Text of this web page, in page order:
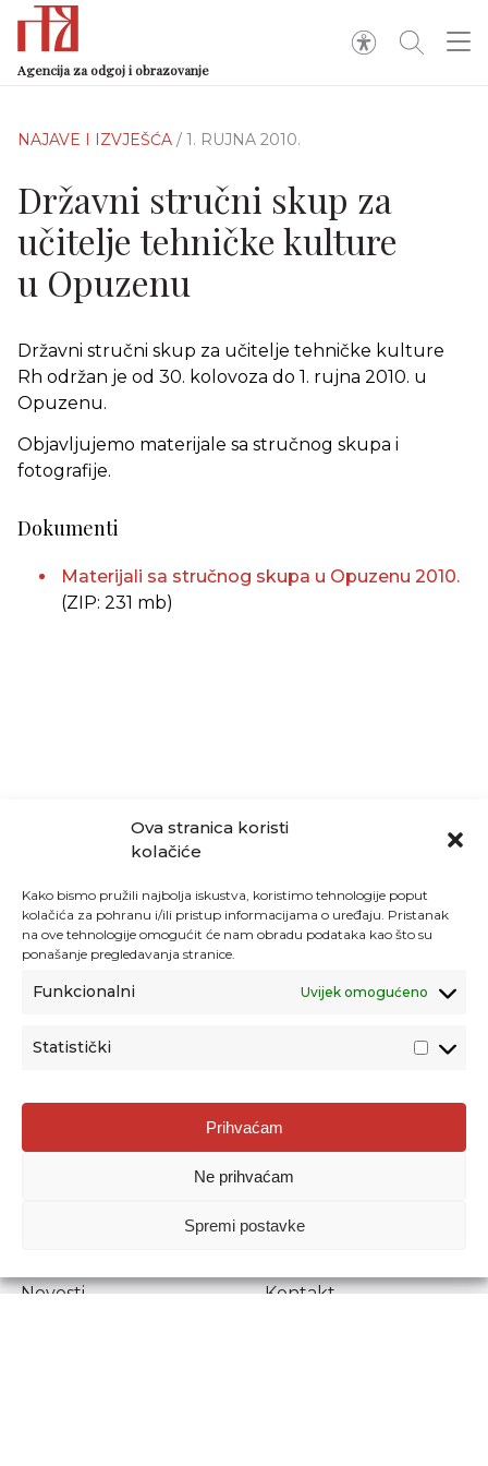
Ova stranica koristi
kolačiće
Kako bismo pružili najbolja iskustva, koristimo tehnologije poput
kolačića za pohranu i/ili pristup informacijama o uređaju. Pristanak
na ove tehnologije omogućit će nam obradu podataka kao što su
ponašanje pregledavanja stranice.
Funkcionalni Uvijek omogućeno
Statistički
Prihvaćam
Ne prihvaćam
Spremi postavke
Agencija za odgoj i obrazovanje
NAJAVE I IZVJEŠĆA / 1. RUJNA 2010.
Državni stručni skup za
učitelje tehničke kulture
u Opuzenu
Državni stručni skup za učitelje tehničke kulture
Rh održan je od 30. kolovoza do 1. rujna 2010. u
Opuzenu.
Objavljujemo materijale sa stručnog skupa i
fotografije.
Dokumenti
Materijali sa stručnog skupa u Opuzenu 2010.
(ZIP: 231 mb)
Agencija za odgoj i obrazovanje
Donje Svetice 38, 10000 Zagreb
1778129
Prenošenje sadržaja dopušteno je uz navođenje izvora.
Novosti
Kontakt